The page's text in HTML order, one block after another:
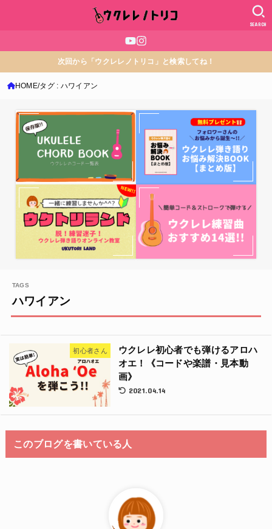
SEARCH
次回から「ウクレレノトリコ」と検索してね！
HOME タグ : ハワイアン
ハワイアン
初心者さん
ウクレレ初心者でも弾けるアロハ
オエ！《コードや楽譜・見本動
画》
2021.04.14
このブログを書いている人